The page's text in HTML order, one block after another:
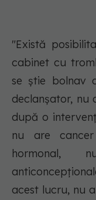
"Există
cabinet cu
se știe bolnav
declanșator,
după o
nu are
hormonal,
acest lucru, nu